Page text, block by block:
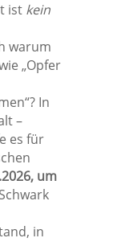
ist kein
warum
„Opfer
In
–
es für
um
in